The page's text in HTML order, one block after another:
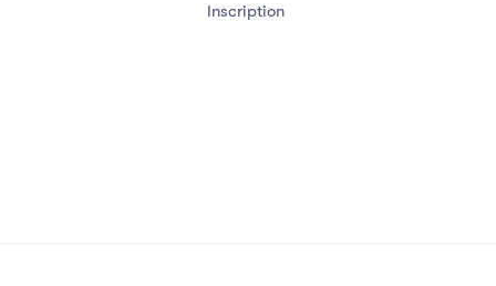
Inscription